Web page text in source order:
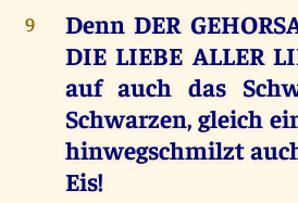
9
Denn DER
DIE LIEBE ALLER
auf auch das
Schwarzen, gleich
hinwegschmilzt
Eis!